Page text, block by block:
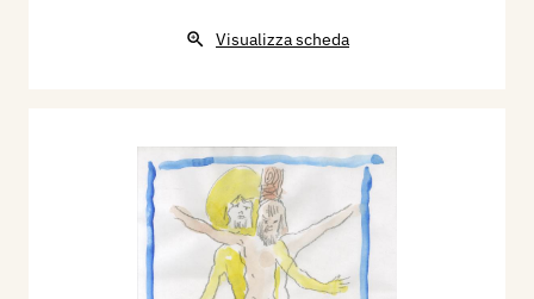
Visualizza scheda